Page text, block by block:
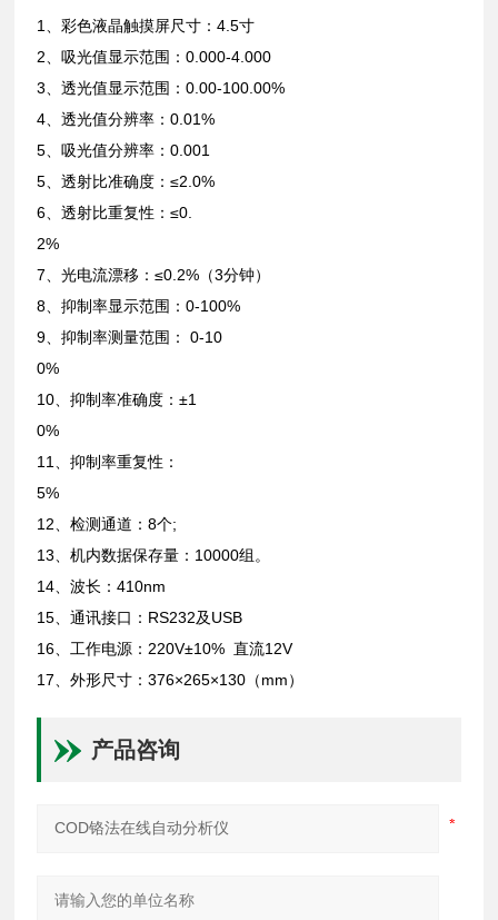
1、彩色液晶触摸屏尺寸：4.5寸
2、吸光值显示范围：0.000-4.000
3、透光值显示范围：0.00-100.00%
4、透光值分辨率：0.01%
5、吸光值分辨率：0.001
5、透射比准确度：≤2.0%
6、透射比重复性：≤0.
2%
7、光电流漂移：≤0.2%（3分钟）
8、抑制率显示范围：0-100%
9、抑制率测量范围： 0-10
0%
10、抑制率准确度：±1
0%
11、抑制率重复性：
5%
12、检测通道：8个;
13、机内数据保存量：10000组。
14、波长：410nm
15、通讯接口：RS232及USB
16、工作电源：220V±10% 直流12V
17、外形尺寸：376×265×130（mm）
产品咨询